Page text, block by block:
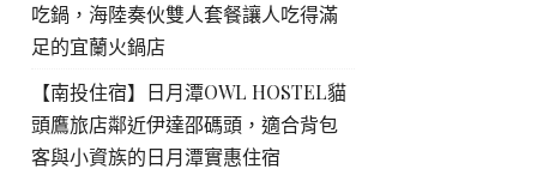
吃鍋，海陸奏伙雙人套餐讓人吃得滿
足的宜蘭火鍋店
【南投住宿】日月潭OWL HOSTEL貓
頭鷹旅店鄰近伊達邵碼頭，適合背包
客與小資族的日月潭實惠住宿